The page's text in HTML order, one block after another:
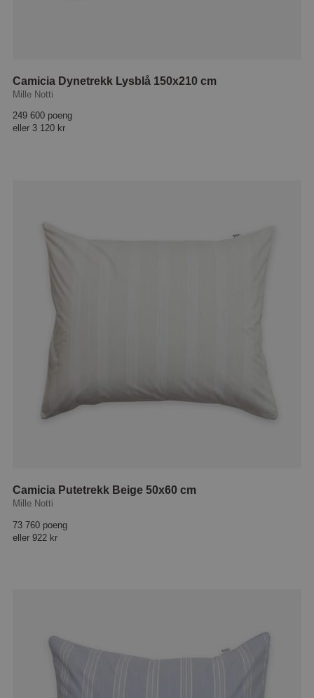
Camicia Dynetrekk Lysblå 150x210 cm
Mille Notti
249 600 poeng
eller 3 120 kr
Camicia Putetrekk Beige 50x60 cm
Mille Notti
73 760 poeng
eller 922 kr